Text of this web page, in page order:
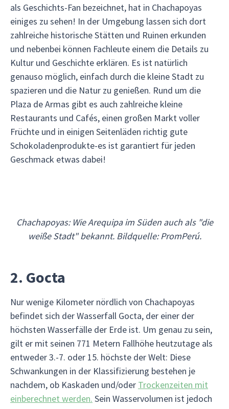
als Geschichts-Fan bezeichnet, hat in Chachapoyas
einiges zu sehen! In der Umgebung lassen sich dort
zahlreiche historische Stätten und Ruinen erkunden
und nebenbei können Fachleute einem die Details zu
Kultur und Geschichte erklären. Es ist natürlich
genauso möglich, einfach durch die kleine Stadt zu
spazieren und die Natur zu genießen. Rund um die
Plaza de Armas gibt es auch zahlreiche kleine
Restaurants und Cafés, einen großen Markt voller
Früchte und in einigen Seitenläden richtig gute
Schokoladenprodukte-es ist garantiert für jeden
Geschmack etwas dabei!
Chachapoyas: Wie Arequipa im Süden auch als "die
weiße Stadt" bekannt. Bildquelle: PromPerú.
2. Gocta
Nur wenige Kilometer nördlich von Chachapoyas
befindet sich der Wasserfall Gocta, der einer der
höchsten Wasserfälle der Erde ist. Um genau zu sein,
gilt er mit seinen 771 Metern Fallhöhe heutzutage als
entweder 3.-7. oder 15. höchste der Welt: Diese
Schwankungen in der Klassifizierung bestehen je
nachdem, ob Kaskaden und/oder Trockenzeiten mit
einberechnet werden. Sein Wasservolumen ist jedoch